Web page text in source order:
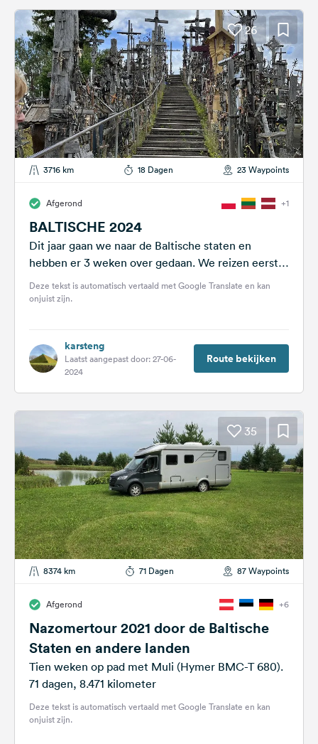
26
3716 km 18 Dagen 23 Waypoints
Afgerond +1
BALTISCHE 2024
Dit jaar gaan we naar de Baltische staten en
hebben er 3 weken over gedaan. We reizen eerst
via Polen en...
Deze tekst is automatisch vertaald met Google Translate en kan
onjuist zijn.
karsteng
Laatst aangepast door: 27-06-
2024
Route bekijken
35
8374 km 71 Dagen 87 Waypoints
Afgerond +6
Nazomertour 2021 door de Baltische
Staten en andere landen
Tien weken op pad met Muli (Hymer BMC-T 680).
71 dagen, 8.471 kilometer
Deze tekst is automatisch vertaald met Google Translate en kan
onjuist zijn.